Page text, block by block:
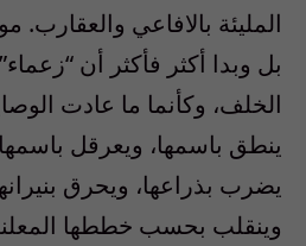
المليئة بالافاعي والعقارب.
الخلف، وكأنما ما عادت
ينطق باسمها، ويعرقل
يضرب بذراعها، ويحرق
وينقلب بحسب خططها